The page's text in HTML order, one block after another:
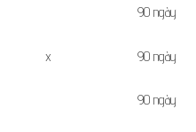
90 ngày
x
90 ngày
90 ngày